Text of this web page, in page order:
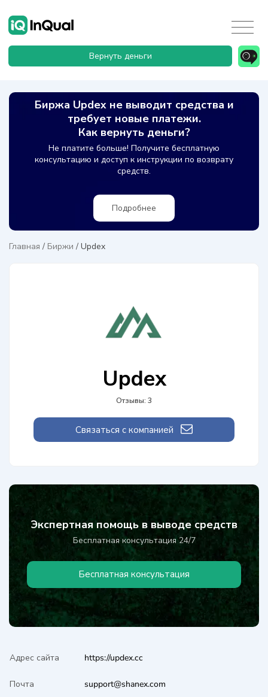
Вернуть деньги
Биржа Updex не выводит средства и
требует новые платежи.
Как вернуть деньги?
Не платите больше! Получите бесплатную
консультацию и доступ к инструкции по возврату
средств.
Подробнее
Главная / Биржи / Updex
Updex
Отзывы: 3
Связаться с компанией
Экспертная помощь в выводе средств
Бесплатная консультация 24/7
Бесплатная консультация
Адрес сайта https://updex.cc
Почта support@shanex.com